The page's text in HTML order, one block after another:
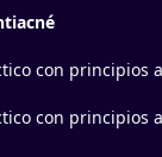
con principios
con principios